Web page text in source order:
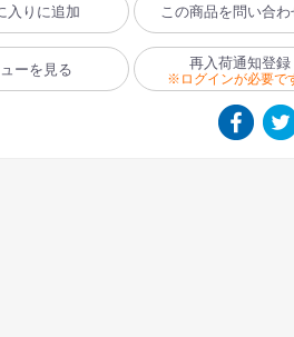
入りに追加 この商品を問い合わ
ーを見る 再入荷通知登録
※ログインが必要で